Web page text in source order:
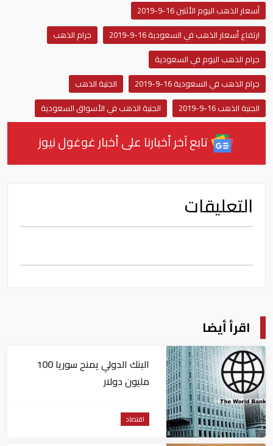
أسعار الذهب اليوم الأثنين 16-9-2019
ارتفاع أسعار الذهب في السعودية 16-9-2019
جرام الذهب
جرام الذهب اليوم في السعودية
جرام الذهب في السعودية 16-9-2019
الجنية الذهب
الجنية الذهب 16-9-2019
الجنية الذهب في الأسواق السعودية
تابع آخر أخبارنا على أخبار غوغول نيوز
التعليقات
اقرأ أيضا
البنك الدولي يمنح سوريا 100
مليون دولار
اقتصاد